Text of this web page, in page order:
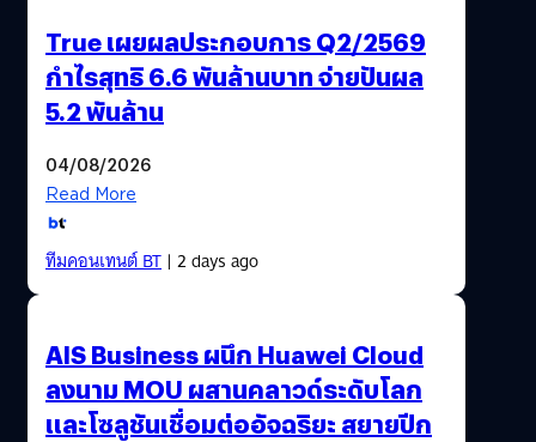
True เผยผลประกอบการ Q2/2569
กำไรสุทธิ 6.6 พันล้านบาท จ่ายปันผล
5.2 พันล้าน
04/08/2026
Read More
ทีมคอนเทนต์ BT| 2 days ago
AIS Business ผนึก Huawei Cloud
ลงนาม MOU ผสานคลาวด์ระดับโลก
และโซลูชันเชื่อมต่ออัจฉริยะ สยายปีก